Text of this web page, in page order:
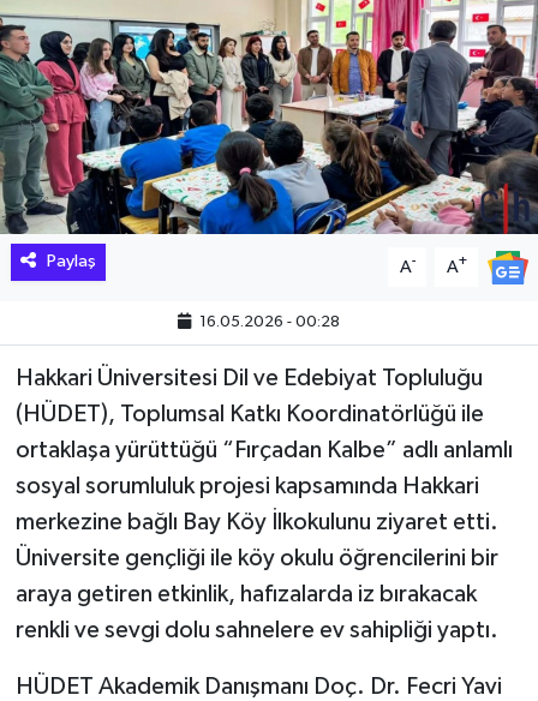
Paylaş A- A+
16.05.2026 - 00:28
Hakkari Üniversitesi Dil ve Edebiyat Topluluğu
(HÜDET), Toplumsal Katkı Koordinatörlüğü ile
ortaklaşa yürüttüğü “Fırçadan Kalbe” adlı anlamlı
sosyal sorumluluk projesi kapsamında Hakkari
merkezine bağlı Bay Köy İlkokulunu ziyaret etti.
Üniversite gençliği ile köy okulu öğrencilerini bir
araya getiren etkinlik, hafızalarda iz bırakacak
renkli ve sevgi dolu sahnelere ev sahipliği yaptı.
HÜDET Akademik Danışmanı Doç. Dr. Fecri Yavi
İLGİNÇ HABERLER
KADIN
KÜLTÜR SANAT
MAGAZİN
POLİTİKA
SAĞLIK
SİYASET
SPOR
TARİH